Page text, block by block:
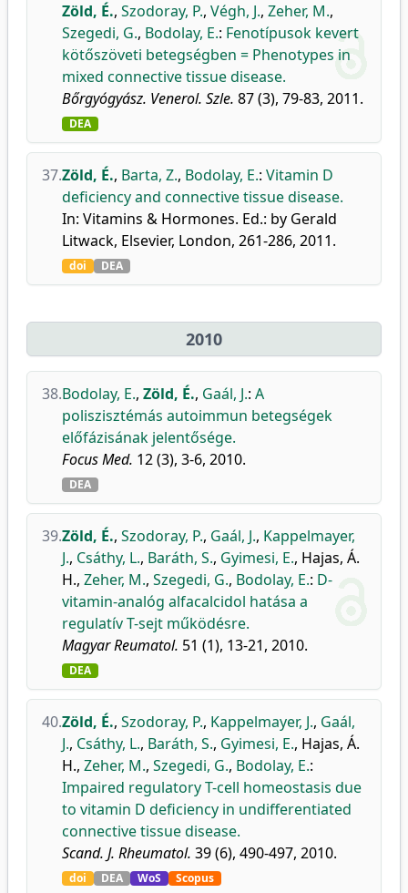
Zöld, É., Szodoray, P., Végh, J., Zeher, M.,
Szegedi, G., Bodolay, E.: Fenotípusok kevert
kötőszöveti betegségben = Phenotypes in
mixed connective tissue disease.
Bőrgyógyász. Venerol. Szle. 87 (3), 79-83, 2011.
DEA
37.Zöld, É., Barta, Z., Bodolay, E.: Vitamin D
deficiency and connective tissue disease.
In: Vitamins & Hormones. Ed.: by Gerald
Litwack, Elsevier, London, 261-286, 2011.
doi DEA
2010
38.Bodolay, E., Zöld, É., Gaál, J.: A
poliszisztémás autoimmun betegségek
előfázisának jelentősége.
Focus Med. 12 (3), 3-6, 2010.
DEA
39.Zöld, É., Szodoray, P., Gaál, J., Kappelmayer,
J., Csáthy, L., Baráth, S., Gyimesi, E., Hajas, Á.
H., Zeher, M., Szegedi, G., Bodolay, E.: D-
vitamin-analóg alfacalcidol hatása a
regulatív T-sejt működésre.
Magyar Reumatol. 51 (1), 13-21, 2010.
DEA
40.Zöld, É., Szodoray, P., Kappelmayer, J., Gaál,
J., Csáthy, L., Baráth, S., Gyimesi, E., Hajas, Á.
H., Zeher, M., Szegedi, G., Bodolay, E.:
Impaired regulatory T-cell homeostasis due
to vitamin D deficiency in undifferentiated
connective tissue disease.
Scand. J. Rheumatol. 39 (6), 490-497, 2010.
doi DEA WoS Scopus